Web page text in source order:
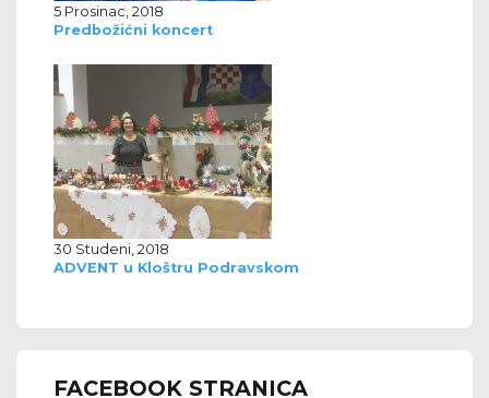
5 Prosinac, 2018
Predbožićni koncert
30 Studeni, 2018
ADVENT u Kloštru Podravskom
FACEBOOK STRANICA